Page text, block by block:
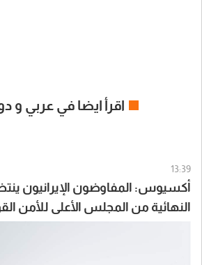
اقرأ ايضا في عربي و
13:39
أكسيوس: المفاوضون الإيرانيون
النهائية من المجلس الأعلى للأمن